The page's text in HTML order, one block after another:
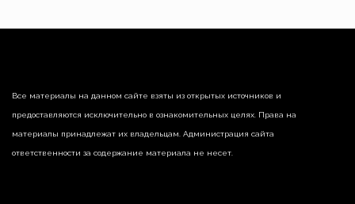
Все материалы на данном сайте взяты из открытых источников и
предоставляются исключительно в ознакомительных целях. Права на
материалы принадлежат их владельцам. Администрация сайта
ответственности за содержание материала не несет.